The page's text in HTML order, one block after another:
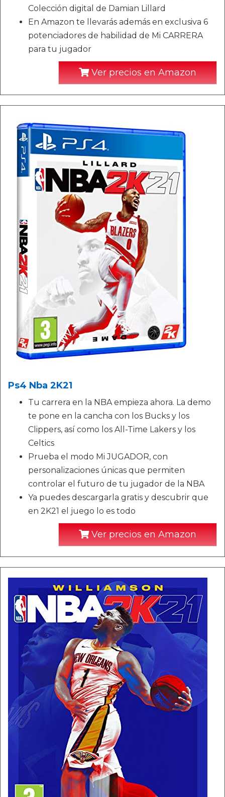
Colección digital de Damian Lillard
En Amazon te llevarás además en exclusiva 6
potenciadores de habilidad de Mi CARRERA
para tu jugador
Ver precios en Amazon
Ps4 Nba 2K21
Tu carrera en la NBA empieza ahora. La demo
te pone en la cancha con los Bucks y los
Clippers, así como los All-Time Lakers y los
Celtics
Prueba el modo Mi JUGADOR, con
personalizaciones únicas que permiten
controlar el futuro de tu jugador de la NBA
Ya puedes descargarla gratis y descubrir que
en 2K21 el juego lo es todo
Ver precios en Amazon